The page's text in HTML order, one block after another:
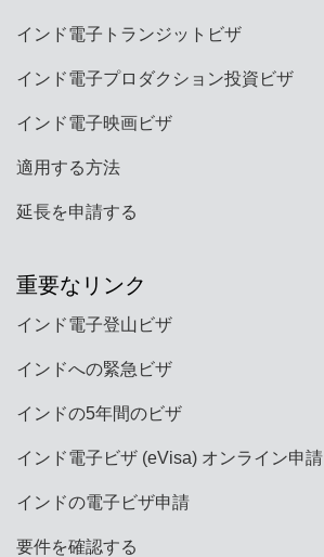
インド電子トランジットビザ
インド電子プロダクション投資ビザ
インド電子映画ビザ
適用する方法
延長を申請する
重要なリンク
インド電子登山ビザ
インドへの緊急ビザ
インドの5年間のビザ
インド電子ビザ (eVisa) オンライン申請
インドの電子ビザ申請
要件を確認する